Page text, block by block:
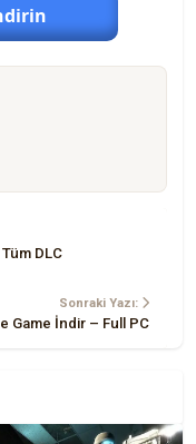
DLC
Sonraki Yazı:
Game İndir – Full PC